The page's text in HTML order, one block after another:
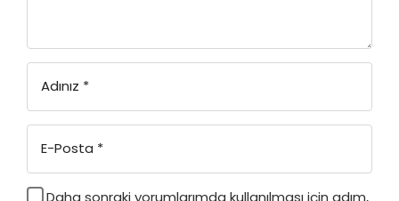
Adınız *
E-Posta *
Daha sonraki yorumlarımda kullanılması için adım,